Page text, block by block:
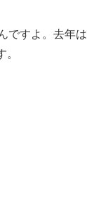
すよ。去年